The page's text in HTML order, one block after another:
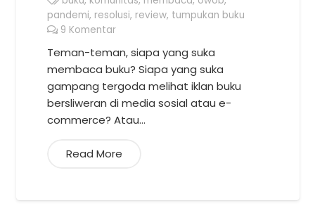
pandemi, resolusi, review, tumpukan buku
9 Komentar
Teman-teman, siapa yang suka
membaca buku? Siapa yang suka
gampang tergoda melihat iklan buku
bersliweran di media sosial atau e-
commerce? Atau…
Read More